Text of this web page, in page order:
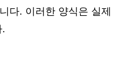
다. 이러한 양식은 실제
.